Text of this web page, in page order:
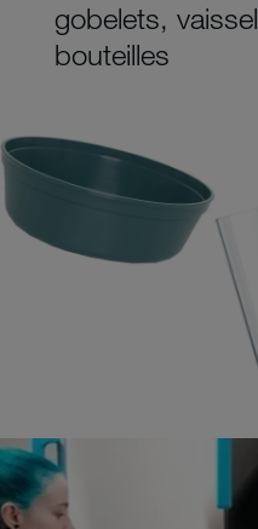
gobelets,
bouteilles
SAVOURER
ET APRÈS ?